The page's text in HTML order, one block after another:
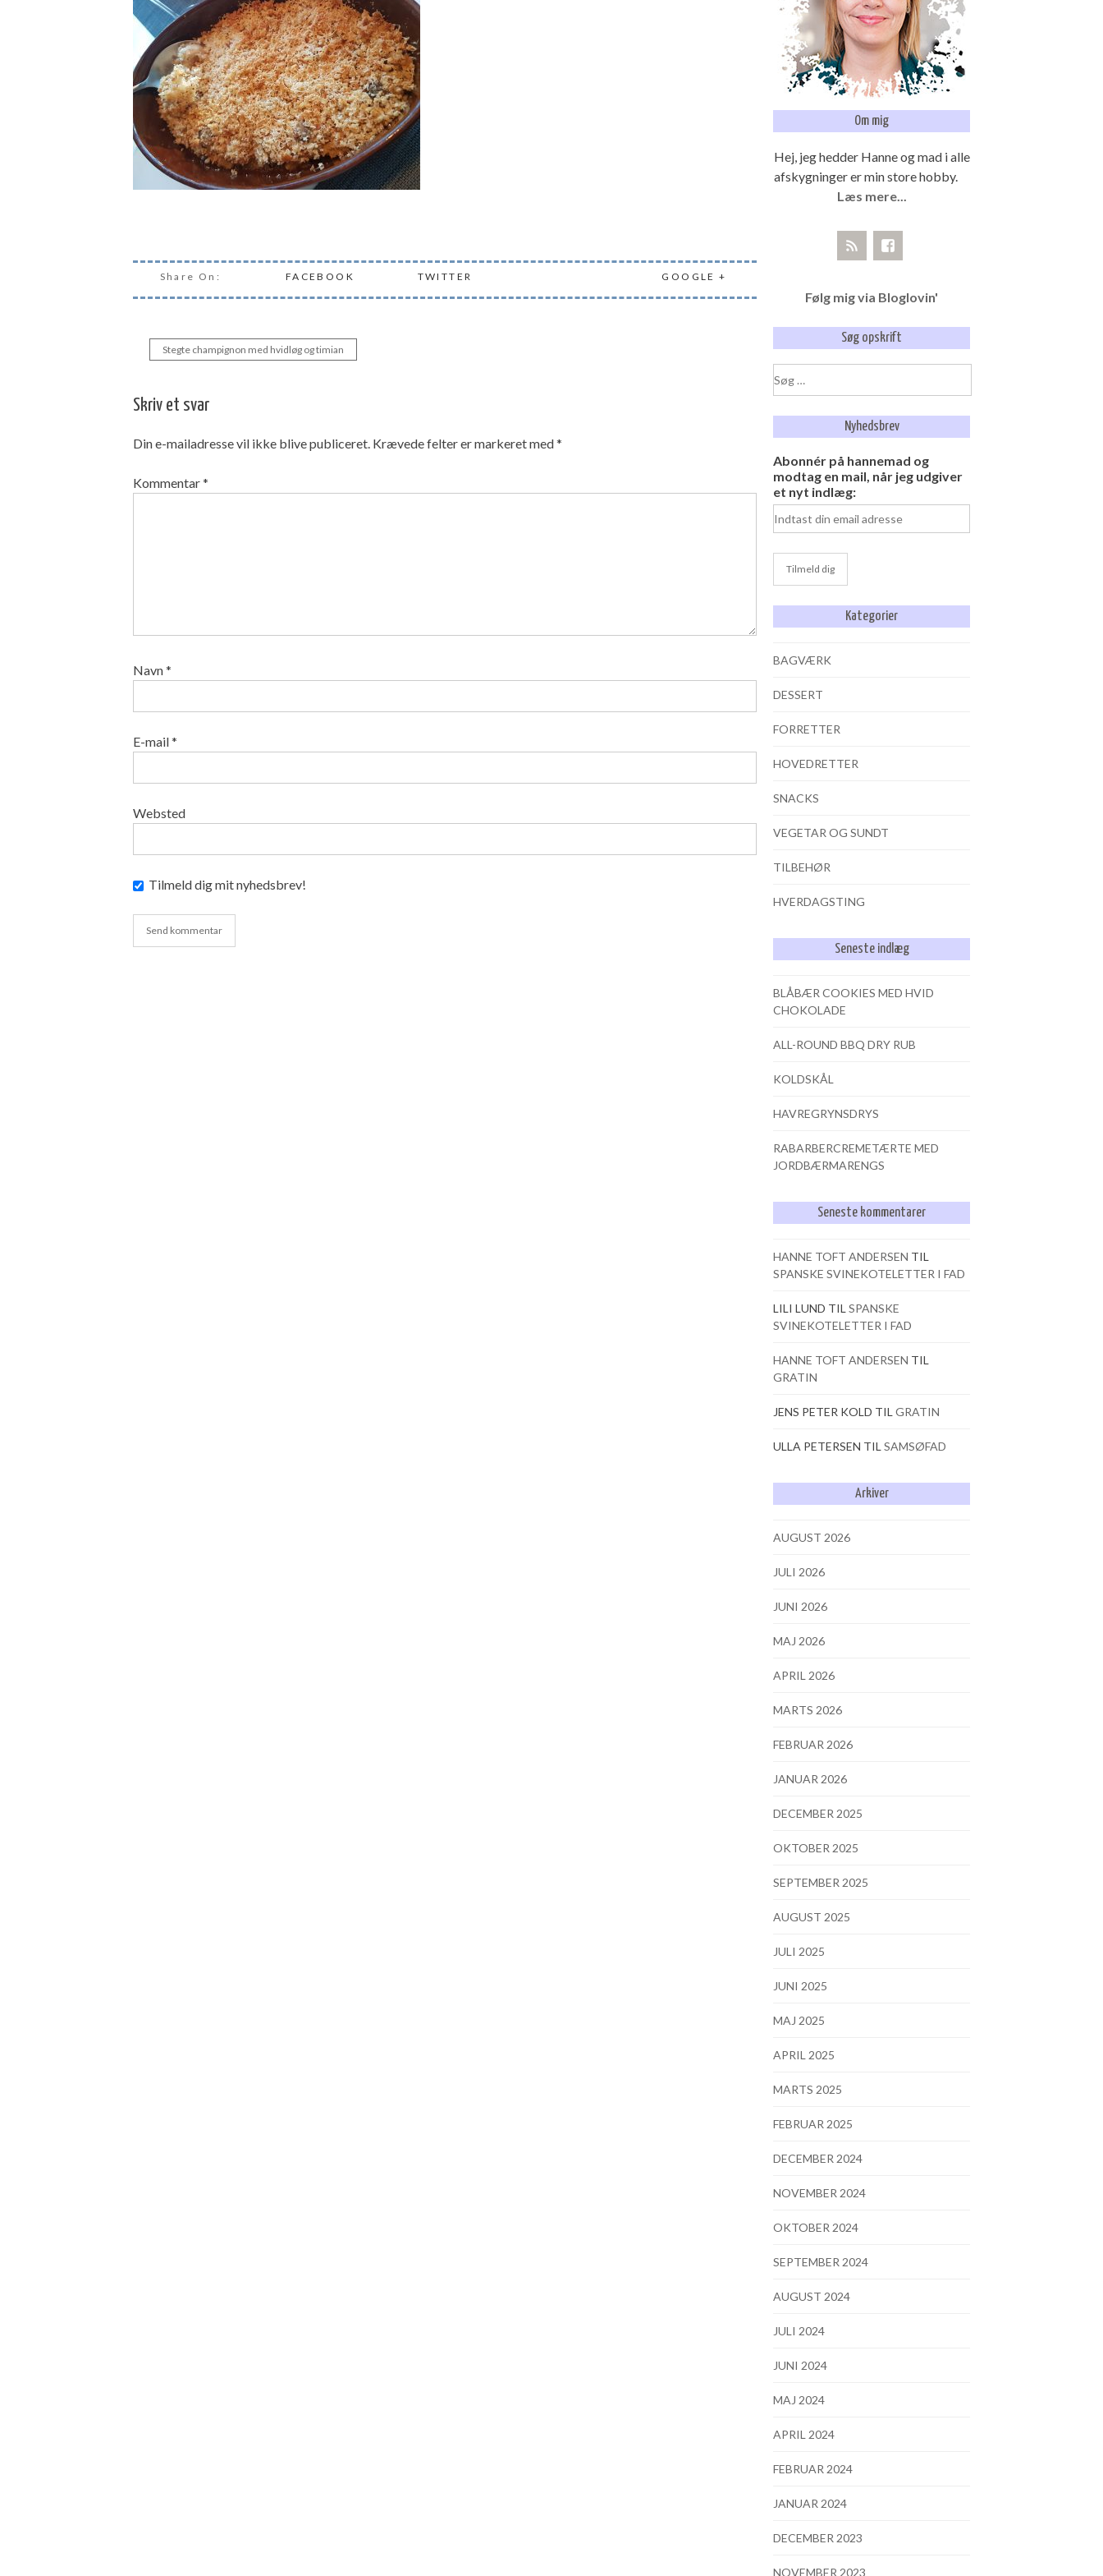
Share On: FACEBOOK TWITTER GOOGLE +
Indlægsnavigation
Stegte champignon med hvidløg og timian
Skriv et svar
Din e-mailadresse vil ikke blive publiceret. Krævede felter er markeret med*
Kommentar*
Navn*
E-mail*
Websted
Tilmeld dig mit nyhedsbrev!
Om mig
Hej, jeg hedder Hanne og mad i alle
afskygninger er min store hobby.
Læs mere...
Følg mig via Bloglovin'
Søg opskrift
Søg
efter:
Nyhedsbrev
Abonnér på hannemad og
modtag en mail, når jeg udgiver
et nyt indlæg:
Kategorier
BAGVÆRK
DESSERT
FORRETTER
HOVEDRETTER
SNACKS
VEGETAR OG SUNDT
TILBEHØR
HVERDAGSTING
Seneste indlæg
BLÅBÆR COOKIES MED HVID
CHOKOLADE
ALL-ROUND BBQ DRY RUB
KOLDSKÅL
HAVREGRYNSDRYS
RABARBERCREMETÆRTE MED
JORDBÆRMARENGS
Seneste kommentarer
HANNE TOFT ANDERSEN TIL
SPANSKE SVINEKOTELETTER I FAD
LILI LUND TIL SPANSKE
SVINEKOTELETTER I FAD
HANNE TOFT ANDERSEN TIL
GRATIN
JENS PETER KOLD TIL GRATIN
ULLA PETERSEN TIL SAMSØFAD
Arkiver
AUGUST 2026
JULI 2026
JUNI 2026
MAJ 2026
APRIL 2026
MARTS 2026
FEBRUAR 2026
JANUAR 2026
DECEMBER 2025
OKTOBER 2025
SEPTEMBER 2025
AUGUST 2025
JULI 2025
JUNI 2025
MAJ 2025
APRIL 2025
MARTS 2025
FEBRUAR 2025
DECEMBER 2024
NOVEMBER 2024
OKTOBER 2024
SEPTEMBER 2024
AUGUST 2024
JULI 2024
JUNI 2024
MAJ 2024
APRIL 2024
FEBRUAR 2024
JANUAR 2024
DECEMBER 2023
NOVEMBER 2023